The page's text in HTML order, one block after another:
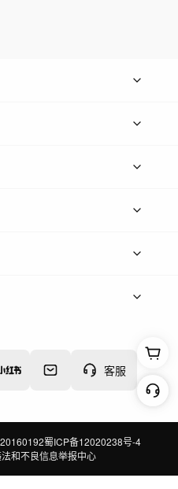
客服
蜀ICP备12020238号-4
和不良信息举报中心